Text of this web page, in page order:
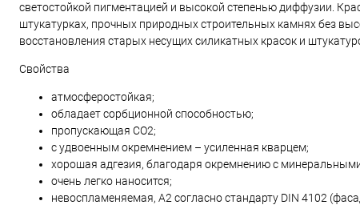
светостойкой пигментацией и высокой степенью диффузии.
штукатурках, прочных природных строительных камнях без
восстановления старых несущих силикатных красок и
Свойства
атмосферостойкая;
обладает сорбционной способностью;
пропускающая CO2;
с удвоенным окремнением – усиленная кварцем;
хорошая адгезия, благодаря окремнению с
очень легко наносится;
невоспламеняемая, A2 согласно стандарту DIN 4102